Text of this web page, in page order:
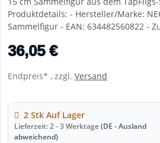
Produktdetails: - Hersteller/Marke:
Sammelfigur - EAN: 634482560822 -
36,05 €
Endpreis* , zzgl. Versand
2 Stk Auf Lager
Lieferzeit:2 - 3 Werktage(DE - Ausland
abweichend)